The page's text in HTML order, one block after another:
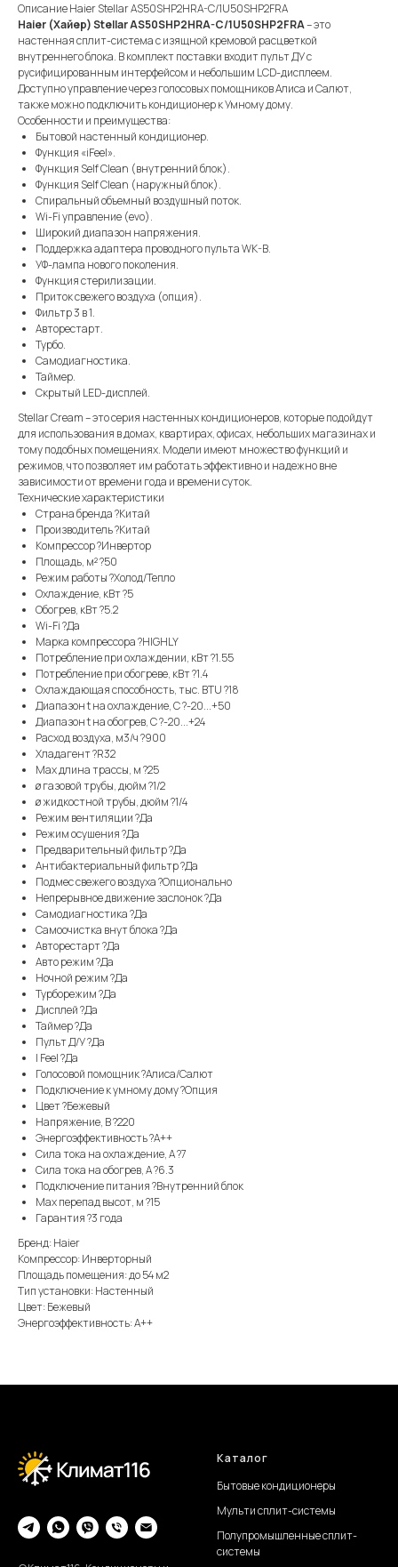
Описание Haier Stellar AS50SHP2HRA-C/1U50SHP2FRA
Haier (Хайер) Stellar AS50SHP2HRA-C/1U50SHP2FRA– это
настенная сплит-система с изящной кремовой расцветкой
внутреннего блока. В комплект поставки входит пульт ДУ с
русифицированным интерфейсом и небольшим LCD-дисплеем.
Доступно управление через голосовых помощников Алиса и Салют,
также можно подключить кондиционер к Умному дому.
Особенности и преимущества:
Бытовой настенный кондиционер.
Функция «iFeel».
Функция Self Clean (внутренний блок).
Функция Self Clean (наружный блок).
Спиральный объемный воздушный поток.
Wi-Fi управление (evo).
Широкий диапазон напряжения.
Поддержка адаптера проводного пульта WK-B.
УФ-лампа нового поколения.
Функция стерилизации.
Приток свежего воздуха (опция).
Фильтр 3 в 1.
Авторестарт.
Турбо.
Самодиагностика.
Таймер.
Скрытый LED-дисплей.
Stellar Cream – это серия настенных кондиционеров, которые подойдут
для использования в домах, квартирах, офисах, небольших магазинах и
тому подобных помещениях. Модели имеют множество функций и
режимов, что позволяет им работать эффективно и надежно вне
зависимости от времени года и времени суток.
Технические характеристики
Страна бренда ?Китай
Производитель ?Китай
Компрессор ?Инвертор
Площадь, м² ?50
Режим работы ?Холод/Тепло
Охлаждение, кВт ?5
Обогрев, кВт ?5.2
Wi-Fi ?Да
Марка компрессора ?HIGHLY
Потребление при охлаждении, кВт ?1.55
Потребление при обогреве, кВт ?1.4
Охлаждающая способность, тыс. BTU ?18
Диапазон t на охлаждение, С ?-20...+50
Диапазон t на обогрев, С ?-20...+24
Расход воздуха, м3/ч ?900
Хладагент ?R32
Max длина трассы, м ?25
ø газовой трубы, дюйм ?1/2
ø жидкостной трубы, дюйм ?1/4
Режим вентиляции ?Да
Режим осушения ?Да
Предварительный фильтр ?Да
Антибактериальный фильтр ?Да
Подмес свежего воздуха ?Опционально
Непрерывное движение заслонок ?Да
Самодиагностика ?Да
Самоочистка внут блока ?Да
Авторестарт ?Да
Авто режим ?Да
Ночной режим ?Да
Турборежим ?Да
Дисплей ?Да
Таймер ?Да
Пульт Д/У ?Да
I Feel ?Да
Голосовой помощник ?Алиса/Салют
Подключение к умному дому ?Опция
Цвет ?Бежевый
Напряжение, В ?220
Энергоэффективность ?A++
Сила тока на охлаждение, А ?7
Сила тока на обогрев, А ?6.3
Подключение питания ?Внутренний блок
Max перепад высот, м ?15
Гарантия ?3 года
Бренд: Haier
Компрессор: Инверторный
Площадь помещения: до 54 м2
Тип установки: Настенный
Цвет: Бежевый
Энергоэффективность: А++
Каталог
Бытовые кондиционеры
Мульти сплит-системы
Полупромышленные сплит-
системы